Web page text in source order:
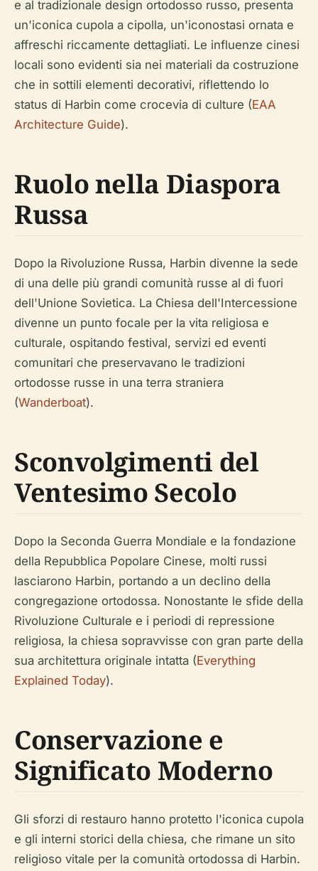
e al tradizionale design ortodosso russo, presenta
un'iconica cupola a cipolla, un'iconostasi ornata e
affreschi riccamente dettagliati. Le influenze cinesi
locali sono evidenti sia nei materiali da costruzione
che in sottili elementi decorativi, riflettendo lo
status di Harbin come crocevia di culture (EAA
Architecture Guide).
Ruolo nella Diaspora
Russa
Dopo la Rivoluzione Russa, Harbin divenne la sede
di una delle più grandi comunità russe al di fuori
dell'Unione Sovietica. La Chiesa dell'Intercessione
divenne un punto focale per la vita religiosa e
culturale, ospitando festival, servizi ed eventi
comunitari che preservavano le tradizioni
ortodosse russe in una terra straniera
(Wanderboat).
Sconvolgimenti del
Ventesimo Secolo
Dopo la Seconda Guerra Mondiale e la fondazione
della Repubblica Popolare Cinese, molti russi
lasciarono Harbin, portando a un declino della
congregazione ortodossa. Nonostante le sfide della
Rivoluzione Culturale e i periodi di repressione
religiosa, la chiesa sopravvisse con gran parte della
sua architettura originale intatta (Everything
Explained Today).
Conservazione e
Significato Moderno
Gli sforzi di restauro hanno protetto l'iconica cupola
e gli interni storici della chiesa, che rimane un sito
religioso vitale per la comunità ortodossa di Harbin.